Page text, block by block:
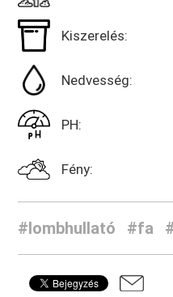
Kiszerelés:
Nedvesség:
PH:
Fény:
#lombhullató #fa